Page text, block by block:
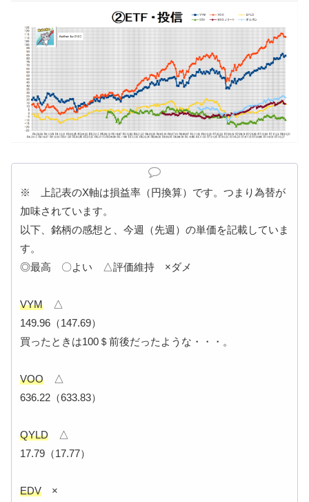
※ 上記表のX軸は損益率（円換算）です。つまり為替が
加味されています。
以下、銘柄の感想と、今週（先週）の単価を記載していま
す。
◎最高 〇よい △評価維持 ×ダメ
VYM △
149.96（147.69）
買ったときは100＄前後だったような・・・。
VOO △
636.22（633.83）
QYLD △
17.79（17.77）
EDV ×